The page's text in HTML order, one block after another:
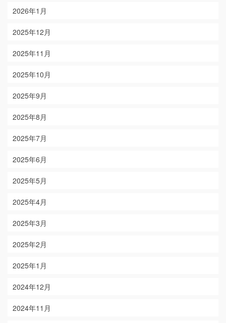
2026年1月
2025年12月
2025年11月
2025年10月
2025年9月
2025年8月
2025年7月
2025年6月
2025年5月
2025年4月
2025年3月
2025年2月
2025年1月
2024年12月
2024年11月